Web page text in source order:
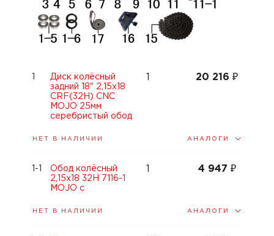
Диск колёсный
задний 18" 2,15x18
CRF(32H) CNC
MOJO 25мм
серебристый обод
20 216₽
НЕТ В НАЛИЧИИ АНАЛОГИ
Обод колёсный
2,15x18 32H 7116-1
MOJO с
4 947 ₽
НЕТ В НАЛИЧИИ АНАЛОГИ
1-1